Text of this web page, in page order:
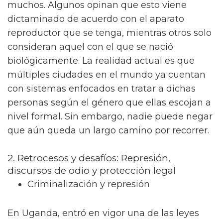
muchos. Algunos opinan que esto viene
dictaminado de acuerdo con el aparato
reproductor que se tenga, mientras otros solo
consideran aquel con el que se nació
biológicamente. La realidad actual es que
múltiples ciudades en el mundo ya cuentan
con sistemas enfocados en tratar a dichas
personas según el género que ellas escojan a
nivel formal. Sin embargo, nadie puede negar
que aún queda un largo camino por recorrer.
2. Retrocesos y desafíos: Represión,
discursos de odio y protección legal
Criminalización y represión
En Uganda, entró en vigor una de las leyes